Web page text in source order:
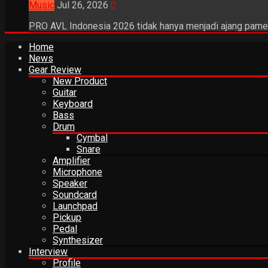
Music Jul 26, 2026 0
PRO AVL Indonesia 2026 tidak hanya menjadi ajang
Home
News
Gear Review
New Product
Guitar
Keyboard
Bass
Drum
Cymbal
Snare
Amplifier
Microphone
Speaker
Soundcard
Launchpad
Pickup
Pedal
Synthesizer
Interview
Profile